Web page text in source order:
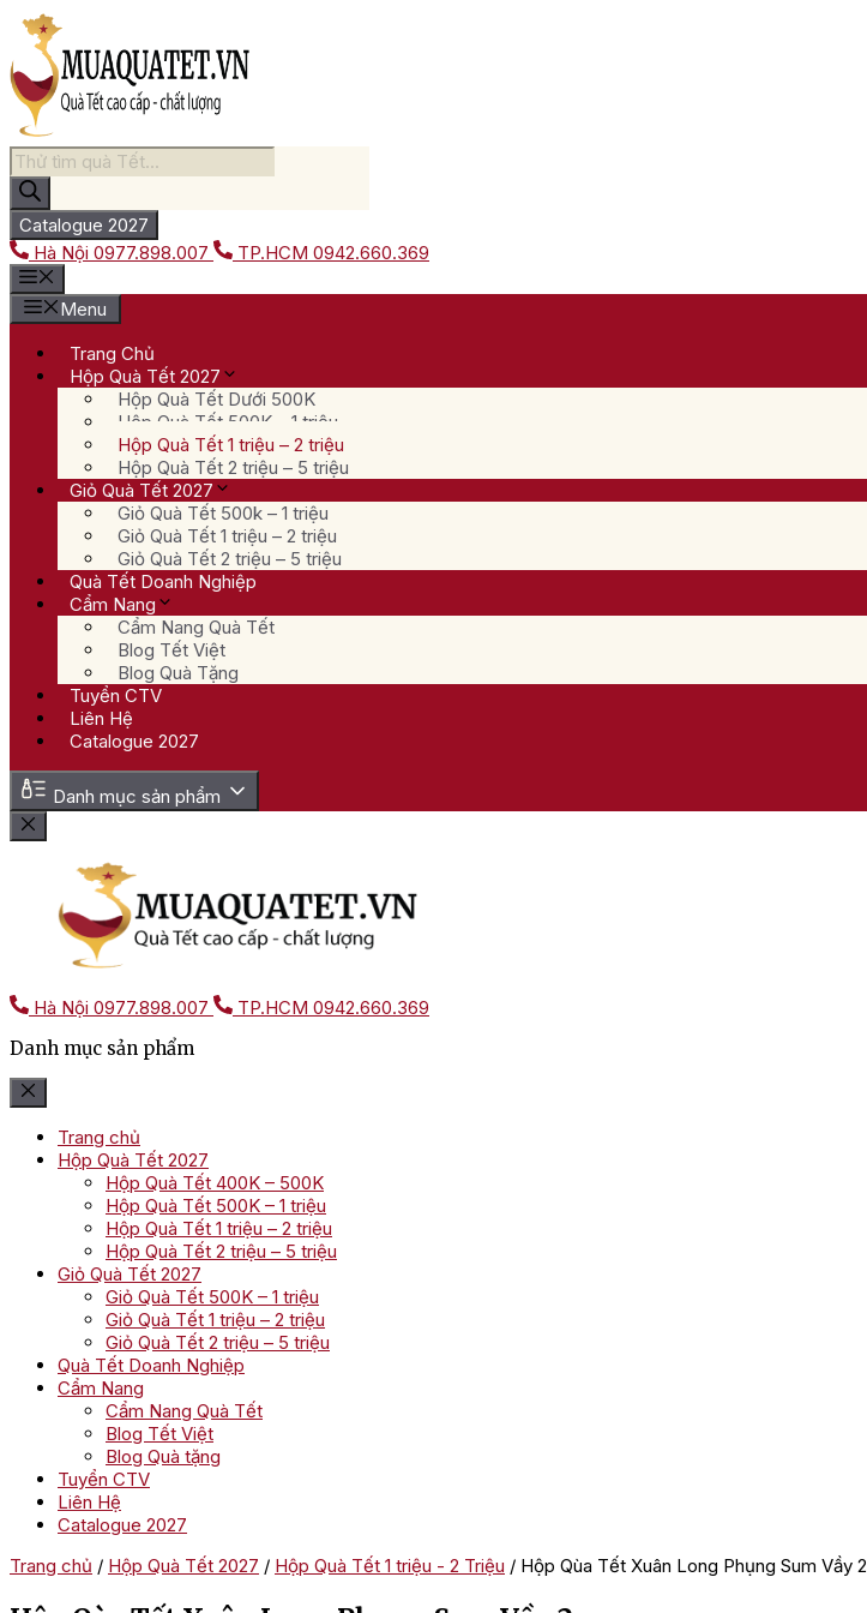
Chuyển
đến
nội
dung
Tìm
kiếm
sản
phẩm
Catalogue 2027
Hà Nội 0977.898.007 TP.HCM 0942.660.369
Menu
Trang Chủ
Hộp Quà Tết 2027
Hộp Quà Tết Dưới 500K
Hộp Quà Tết 500K – 1 triệu
Hộp Quà Tết 1 triệu – 2 triệu
Hộp Quà Tết 2 triệu – 5 triệu
Giỏ Quà Tết 2027
Giỏ Quà Tết 500k – 1 triệu
Giỏ Quà Tết 1 triệu – 2 triệu
Giỏ Quà Tết 2 triệu – 5 triệu
Quà Tết Doanh Nghiệp
Cẩm Nang
Cẩm Nang Quà Tết
Blog Tết Việt
Blog Quà Tặng
Tuyển CTV
Liên Hệ
Catalogue 2027
Danh mục sản phẩm
Hà Nội 0977.898.007 TP.HCM 0942.660.369
Danh mục sản phẩm
Trang chủ
Hộp Quà Tết 2027
Hộp Quà Tết 400K – 500K
Hộp Quà Tết 500K – 1 triệu
Hộp Quà Tết 1 triệu – 2 triệu
Hộp Quà Tết 2 triệu – 5 triệu
Giỏ Quà Tết 2027
Giỏ Quà Tết 500K – 1 triệu
Giỏ Quà Tết 1 triệu – 2 triệu
Giỏ Quà Tết 2 triệu – 5 triệu
Quà Tết Doanh Nghiệp
Cẩm Nang
Cẩm Nang Quà Tết
Blog Tết Việt
Blog Quà tặng
Tuyển CTV
Liên Hệ
Catalogue 2027
Trang chủ / Hộp Quà Tết 2027 / Hộp Quà Tết 1 triệu - 2 Triệu / Hộp Qùa Tết Xuân Long Phụng Sum Vầy 2